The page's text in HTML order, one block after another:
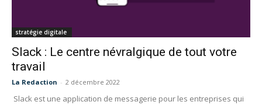
stratégie digitale
Slack : Le centre névralgique de tout votre
travail
La Redaction - 2 décembre 2022
Slack est une application de messagerie pour les entreprises qui